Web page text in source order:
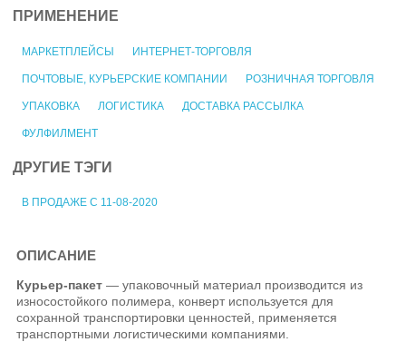
ПРИМЕНЕНИЕ
МАРКЕТПЛЕЙСЫ ИНТЕРНЕТ-ТОРГОВЛЯ
ПОЧТОВЫЕ, КУРЬЕРСКИЕ КОМПАНИИ РОЗНИЧНАЯ ТОРГОВЛЯ
УПАКОВКА ЛОГИСТИКА ДОСТАВКА РАССЫЛКА
ФУЛФИЛМЕНТ
ДРУГИЕ ТЭГИ
В ПРОДАЖЕ С 11-08-2020
ОПИСАНИЕ
Курьер-пакет— упаковочный материал производится из
износостойкого полимера, конверт используется для
сохранной транспортировки ценностей, применяется
транспортными логистическими компаниями.